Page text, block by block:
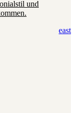
und
east